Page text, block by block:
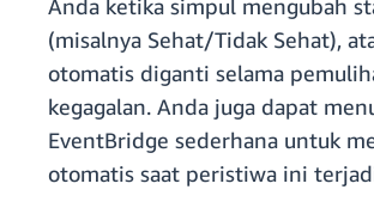
Anda ketika simpul mengubah
(misalnya Sehat/Tidak Sehat),
otomatis diganti selama
kegagalan. Anda juga dapat
EventBridge sederhana untuk
otomatis saat peristiwa ini